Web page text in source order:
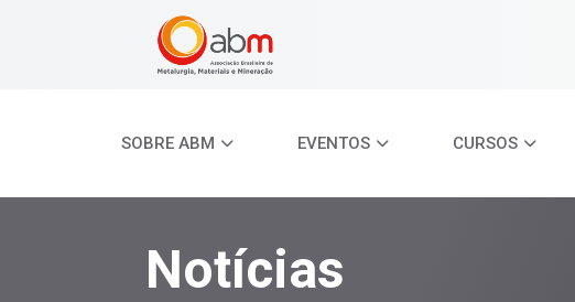
SOBRE ABM EVENTOS CURSOS
Notícias